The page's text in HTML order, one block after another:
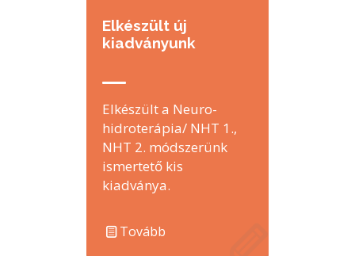
Elkészült új
kiadványunk
Elkészült a Neuro-
hidroterápia/ NHT 1.,
NHT 2. módszerünk
ismertető kis
kiadványa.
Tovább